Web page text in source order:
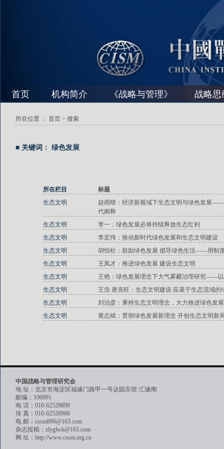
首页 机构简介 《战略与管理》 战略思
所在位置 ： 首页 > 搜索
■ 关键词： 绿色发展
所在栏目
标题
生态文明
赵雨晴：经济新视域下生态文明与绿色发展
代阐释
生态文明
李一：绿色发展必将持续释放生态红利
生态文明
李宏伟：推动新时代绿色发展和生态文明建设
生态文明
胡恒松：鼓励绿色发展 倡导绿色生活——用制
生态文明
王凤才：推进绿色发展 建设生态文明
生态文明
王艳：绿色发展理念下大气雾霾治理研究——
生态文明
王浩 唐克旺：生态文明建设 应基于生态流域的
生态文明
刘治彦：秉持生态文明理念，大力推进绿色发展
生态文明
黄志斌：贯彻绿色发展新理念 开创生态文明新
中国战略与管理研究会
地 址：北京市海淀区福缘门路甲一号达园宾馆·汇缘阁
邮编：100091
电 话：010-62529899
传 真：010-62528966
电 邮：cssm896@163.com
杂志投稿：zlyglwk@163.com
网 址：http://www.cssm.org.cn